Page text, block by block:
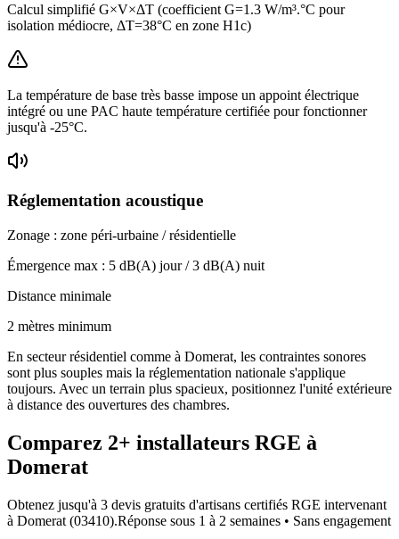
Calcul simplifié G×V×ΔT (coefficient G=1.3 W/m³.°C pour
isolation médiocre, ΔT=38°C en zone H1c)
La température de base très basse impose un appoint électrique
intégré ou une PAC haute température certifiée pour fonctionner
jusqu'à -25°C.
Réglementation acoustique
Zonage : zone péri-urbaine / résidentielle
Émergence max : 5 dB(A) jour /3 dB(A) nuit
Distance minimale
2 mètres minimum
En secteur résidentiel comme à Domerat, les contraintes sonores
sont plus souples mais la réglementation nationale s'applique
toujours. Avec un terrain plus spacieux, positionnez l'unité extérieure
à distance des ouvertures des chambres.
Comparez 2+ installateurs RGE à
Domerat
Obtenez jusqu'à 3 devis gratuits d'artisans certifiés RGE intervenant
à Domerat (03410).Réponse sous 1 à 2 semaines • Sans engagement